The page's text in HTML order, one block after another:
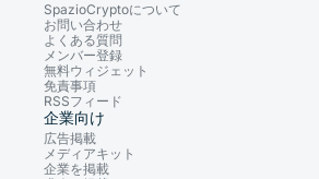
SpazioCryptoについて
お問い合わせ
よくある質問
メンバー登録
無料ウィジェット
免責事項
RSSフィード
企業向け
広告掲載
メディアキット
企業を掲載